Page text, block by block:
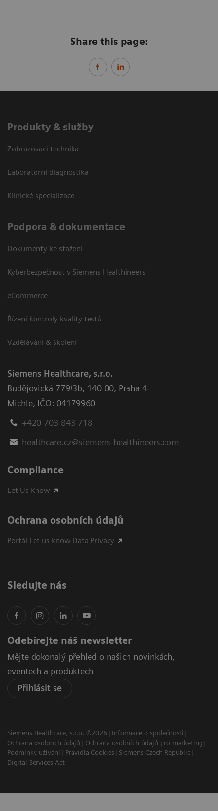
Share this page:
Produkty & služby
Zobrazovací technika
Laboratorní diagnostika
Klinické specializace
Podpora & dokumentace
Dokumenty ke stažení
Kyberbezpečnost v Siemens Healthineers
eCommerce
Řízení kontroly kvality testů
Vzdělávání & školení
Siemens Healthcare, s.r.o.
Budějovická 779/3b, 140 00, Praha 4-
Michle, IČO: 04179960
+420 703 843 718
healthcare.cz@siemens-healthineers.com
Compliance
Let Us Know
Ochrana osobních údajů
Portál Let us know Data Privacy
Sledujte nás
Odebírejte náš newsletter
Mějte dokonalý přehled o našich novinkách,
eventech a produktech
Přihlásit se
Siemens Healthcare, s.r.o. ©2026
Informace o společnosti
Ochrana osobních údajů
Ochrana osobních údajů pro marketing
Podmínky užívání
Pravidla Cookies
Siemens Czech Republic
Digital Services Act